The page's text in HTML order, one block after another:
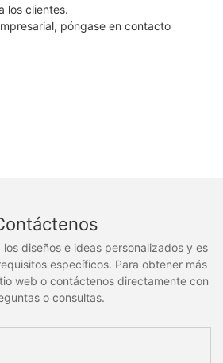
los clientes.
póngase en contacto
diseños e ideas personalizados y es
específicos. Para obtener más
web o contáctenos directamente con
o consultas.